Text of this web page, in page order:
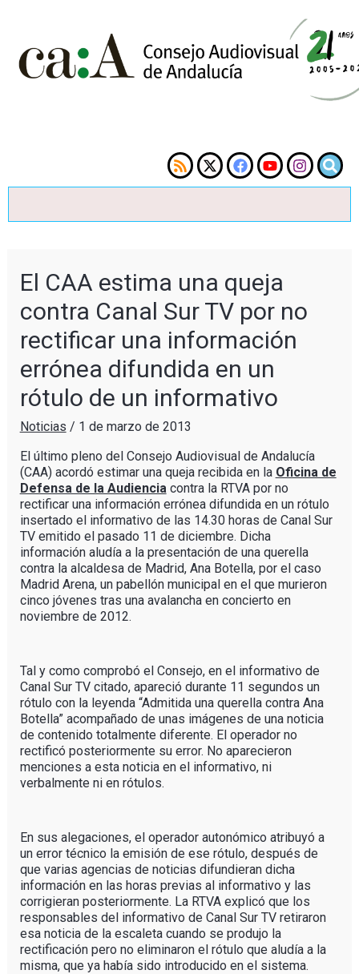
El CAA estima una queja
contra Canal Sur TV por no
rectificar una información
errónea difundida en un
rótulo de un informativo
Noticias / 1 de marzo de 2013
El último pleno del Consejo Audiovisual de Andalucía
(CAA) acordó estimar una queja recibida en la Oficina de
Defensa de la Audienciacontra la RTVA por no
rectificar una información errónea difundida en un rótulo
insertado el informativo de las 14.30 horas de Canal Sur
TV emitido el pasado 11 de diciembre. Dicha
información aludía a la presentación de una querella
contra la alcaldesa de Madrid, Ana Botella, por el caso
Madrid Arena, un pabellón municipal en el que murieron
cinco jóvenes tras una avalancha en concierto en
noviembre de 2012.
Tal y como comprobó el Consejo, en el informativo de
Canal Sur TV citado, apareció durante 11 segundos un
rótulo con la leyenda “Admitida una querella contra Ana
Botella” acompañado de unas imágenes de una noticia
de contenido totalmente diferente. El operador no
rectificó posteriormente su error. No aparecieron
menciones a esta noticia en el informativo, ni
verbalmente ni en rótulos.
En sus alegaciones, el operador autonómico atribuyó a
un error técnico la emisión de ese rótulo, después de
que varias agencias de noticias difundieran dicha
información en las horas previas al informativo y las
corrigieran posteriormente. La RTVA explicó que los
responsables del informativo de Canal Sur TV retiraron
esa noticia de la escaleta cuando se produjo la
rectificación pero no eliminaron el rótulo que aludía a la
misma, que ya había sido introducido en el sistema.